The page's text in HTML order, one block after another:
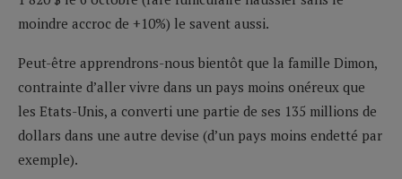
moindre accroc de +10%) le savent aussi.
Peut-être apprendrons-nous bientôt que la famille Dimon,
contrainte d’aller vivre dans un pays moins onéreux que
les Etats-Unis, a converti une partie de ses 135 millions de
dollars dans une autre devise (d’un pays moins endetté par
exemple).